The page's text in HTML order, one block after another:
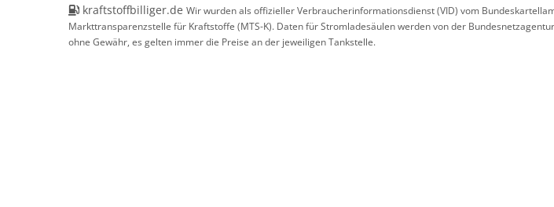
kraftstoffbilliger.de Wir wurden als offizieller Verbraucherinformationsdienst (VID) vom
Markttransparenzstelle für Kraftstoffe (MTS-K). Daten für Stromladesäulen werden von der
ohne Gewähr, es gelten immer die Preise an der jeweiligen Tankstelle.